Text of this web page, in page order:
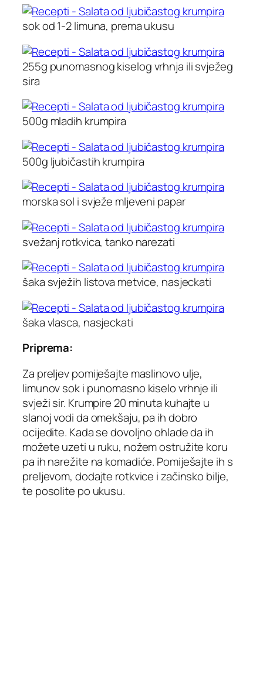
sok od 1-2 limuna, prema ukusu
255g punomasnog kiselog vrhnja ili svježeg
sira
500g mladih krumpira
500g ljubičastih krumpira
morska sol i svježe mljeveni papar
svežanj rotkvica, tanko narezati
šaka svježih listova metvice, nasjeckati
šaka vlasca, nasjeckati
Priprema:
Za preljev pomiješajte maslinovo ulje,
limunov sok i punomasno kiselo vrhnje ili
svježi sir. Krumpire 20 minuta kuhajte u
slanoj vodi da omekšaju, pa ih dobro
ocijedite. Kada se dovoljno ohlade da ih
možete uzeti u ruku, nožem ostružite koru
pa ih narežite na komadiće. Pomiješajte ih s
preljevom, dodajte rotkvice i začinsko bilje,
te posolite po ukusu.